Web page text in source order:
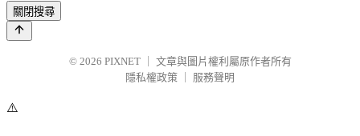
關閉搜尋
© 2026 PIXNET
文章與圖片權利屬原作者所有
隱私權政策
服務聲明
⚠️